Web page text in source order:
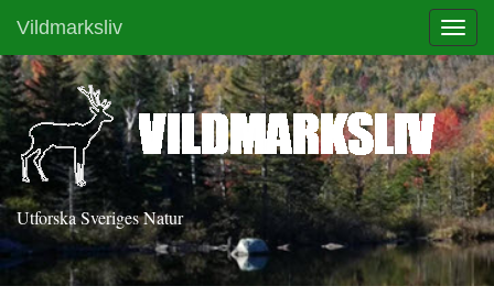
Vildmarksliv
Utforska Sveriges Natur